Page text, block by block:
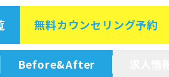
無料カウンセリング予約
Before&After